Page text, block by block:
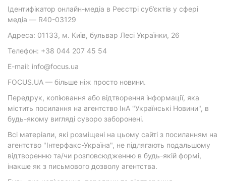
Ідентифікатор онлайн-медіа в Реєстрі суб’єктів у сфері
медіа — R40-03129
Адреса: 01133, м. Київ, бульвар Лесі Українки, 26
Телефон: +38 044 207 45 54
E-mail: info@focus.ua
FOCUS.UA — більше ніж просто новини.
Передрук, копіювання або відтворення інформації, яка
містить посилання на агентство ІнА "Українські Новини", в
будь-якому вигляді суворо заборонені.
Всі матеріали, які розміщені на цьому сайті з посиланням на
агентство "Інтерфакс-Україна", не підлягають подальшому
відтворенню та/чи розповсюдженню в будь-якій формі,
інакше як з письмового дозволу агентства.